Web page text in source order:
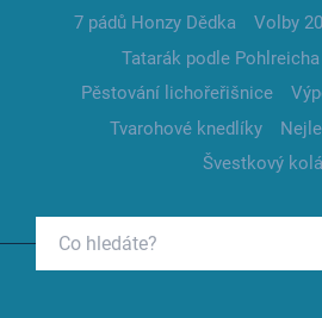
7 pádů Honzy Dědka
Volby
Tatarák podle Pohlreicha
Pěstování lichořeřišnice
Tvarohové knedlíky
Švestkový